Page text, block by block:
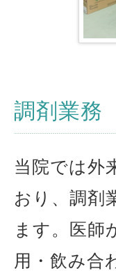
調剤業務
当院では外
おり、調剤
ます。医師
用・飲み合